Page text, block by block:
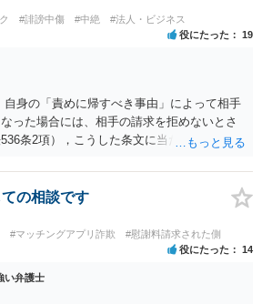
#誹謗中傷 #中絶 #法人・ビジネス
役にたった 19
自身の「責めに帰すべき事由」によって相手
った場合には、相手の請求を拒めないとさ
条2項），こうした条文に当たるかが問題
制力のあるものではなく，震災等で対象施
合と異なり，挙式等自体が物理的に不可能に
かと思われます。こうした中で，顧客の判断
すれば，形式的には顧客側に帰責性があっ
れます。 一方で，実質的に考えた場合，集
は，営業自粛を要請されているところ，結
，解釈によっては集会に供する施設の1つと
の相談です
#マッチングアプリ詐欺 #慰謝料請求された側
役にたった 14
い弁護士